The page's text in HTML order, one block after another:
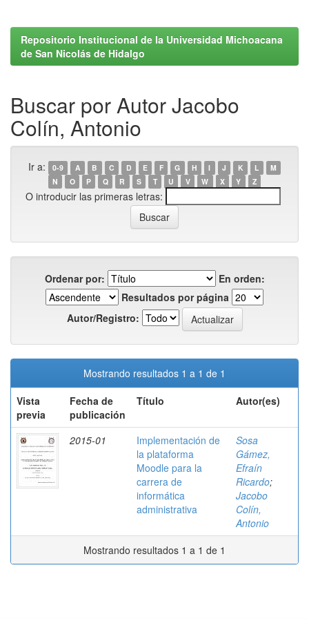
Repositorio Institucional de la Universidad Michoacana
de San Nicolás de Hidalgo
Buscar por Autor Jacobo
Colín, Antonio
Ir a: 0-9 A B C D E F G H I J K L
M
N
O P Q R S T U V W X Y Z
O introducir las primeras letras:
Ordenar por:
En orden:
Resultados por página
Autor/Registro:
Mostrando resultados 1 a 1 de 1
Vista
previa
Fecha de
publicación
Título Autor(es)
2015-01
Implementación de
la plataforma
Moodle para la
carrera de
informática
administrativa
Sosa
Gámez,
Efraín
Ricardo;
Jacobo
Colín,
Antonio
Mostrando resultados 1 a 1 de 1